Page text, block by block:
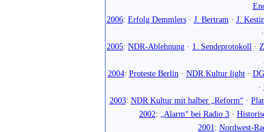
2006: Erfolg Demmlers· J. Bertram · J.
2005: NDR-Ablehnung · 1. Sendeprotokoll ·
2004: Proteste Berlin · NDR Kultur light·
·
2003: NDR Kultur mit halber „Reform“·
2002: „Alarm“ bei Radio 3 ·
2001: Nordwest-